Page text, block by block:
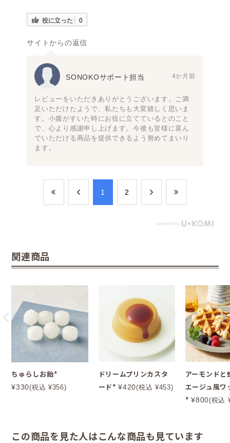
役に立った 0
サイトからの返信
SONOKOサポート担当 4か月前
レビューをいただきありがとうございます。ご満
足いただけたようで、私たちも大変嬉しく思いま
す。小腹がすいた時にお役に立てているとのこと
で、心より感謝申し上げます。今後も皆様に喜ん
でいただける商品を提供できるよう努めてまいり
ます。
​1 ​2
関連商品
ちゅらしお飴*
¥330(税込 ¥356)
ドリームプリンカスタ
ード*¥420(税込 ¥453)
アーモンドと
エージュ風ワ
*¥800(税込
この商品を見た人はこんな商品も見ています